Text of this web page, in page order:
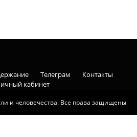
и человечества. Все права защищены
Телеграм
Контакты
кабинет